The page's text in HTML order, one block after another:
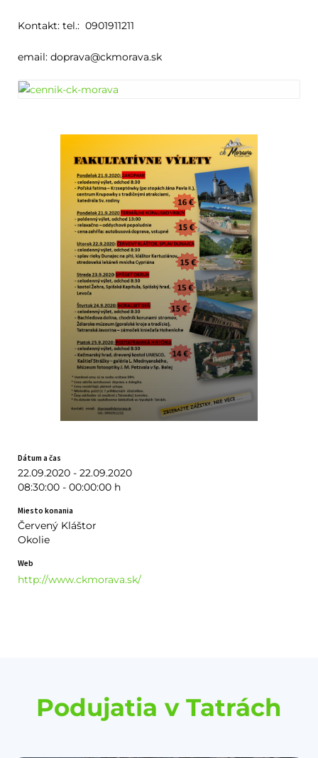
Kontakt: tel.: 0901911211
email: doprava@ckmorava.sk
Dátum a čas
22.09.2020 - 22.09.2020
08:30:00 - 00:00:00 h
Miesto konania
Červený Kláštor
Okolie
Web
http://www.ckmorava.sk/
Podujatia v Tatrách